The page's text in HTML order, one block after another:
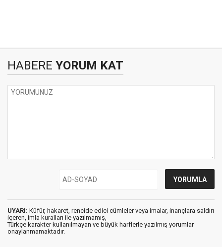
HABERE YORUM KAT
UYARI: Küfür, hakaret, rencide edici cümleler veya imalar, inançlara saldırı
içeren, imla kuralları ile yazılmamış,
Türkçe karakter kullanılmayan ve büyük harflerle yazılmış yorumlar
onaylanmamaktadır.